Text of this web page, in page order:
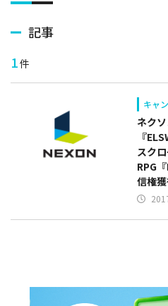
記事
1件
キャ
ネク
『
スク
RPG
信権